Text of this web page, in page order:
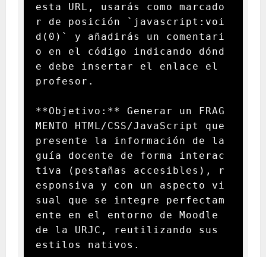
esta URL, usarás como marcado
r de posición `javascript:voi
d(0)` y añadirás un comentari
o en el código indicando dónd
e debe insertar el enlace el
profesor.
**Objetivo:** Generar un FRAG
MENTO HTML/CSS/JavaScript que
presente la información de la
guía docente de forma interac
tiva (pestañas accesibles), r
esponsiva y con un aspecto vi
sual que se integre perfectam
ente en el entorno de Moodle
de la URJC, reutilizando sus
estilos nativos.